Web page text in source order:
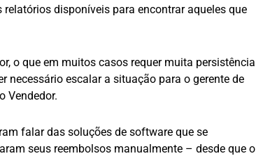
disponíveis para encontrar aqueles que
o que em muitos casos requer muita persistência
necessário escalar a situação para o gerente de
Vendedor.
falar das soluções de software que se
seus reembolsos manualmente – desde que o